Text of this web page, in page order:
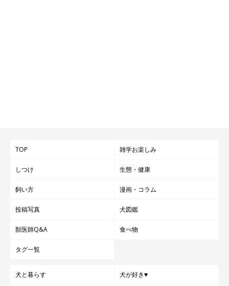
TOP 雑学お楽しみ
しつけ 生態・健康
飼い方 漫画・コラム
投稿写真 犬図鑑
獣医師Q&A 食べ物
タグ一覧
犬と暮らす 犬が好き♥